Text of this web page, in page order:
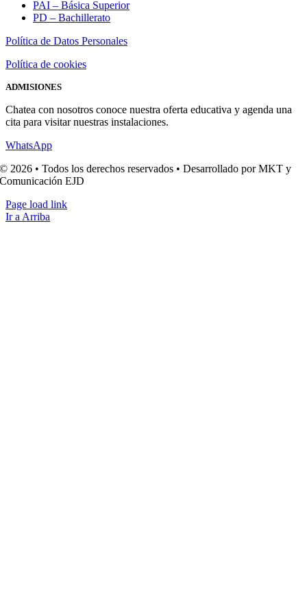
PAI – Básica Superior
PD – Bachillerato
Política de Datos Personales
Política de cookies
ADMISIONES
Chatea con nosotros conoce nuestra oferta educativa y agenda una
cita para visitar nuestras instalaciones.
WhatsApp
© 2026 • Todos los derechos reservados • Desarrollado por MKT y
Comunicación EJD
Page load link
Ir a Arriba